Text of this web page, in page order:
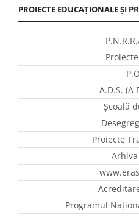
PROIECTE EDUCAȚIONALE ȘI
A.D.S. (A
Școală
Proiecte
Programul